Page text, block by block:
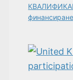
финансиране